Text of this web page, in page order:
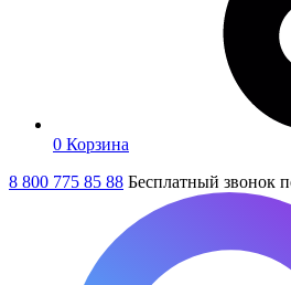
0 Корзина
8 800 775 85 88 Бесплатный звонок